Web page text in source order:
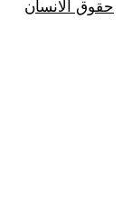
حقوق الانسان